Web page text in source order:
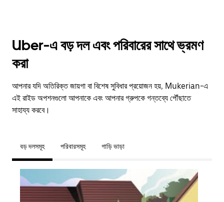
Uber-এ বড় দল এবং পরিবারের সাথে ভ্রমণ
করা
আপনার যদি অতিরিক্ত জায়গা বা বিশেষ সুবিধার প্রয়োজন হয়, Mukerian-এ
এই রাইড অপশনগুলো আপনাকে এবং আপনার গ্রুপকে গন্তব্যে পৌঁছাতে
সাহায্য করবে।
বড় দলসমূহ পরিবারসমূহ গাড়ি ভাড়া